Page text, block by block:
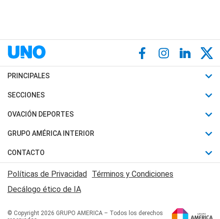
PRINCIPALES
Últimas Noticias
Política
Judiciales
Economia
SECCIONES
Horóscopo
Motores
Trucos caseros
Series y Películas
Edictos y Solicitadas
OVACIÓN DEPORTES
Fútbol
Mundial
Automovilismo
Rugby
Básquet
GRUPO AMÉRICA INTERIOR
Canal 7 en Vivo
San Juan 8
CONTACTO
Acerca de Nosotros
Contactanos
Políticas de Privacidad Términos y Condiciones
Decálogo ético de IA
© Copyright 2026 GRUPO AMERICA – Todos los derechos